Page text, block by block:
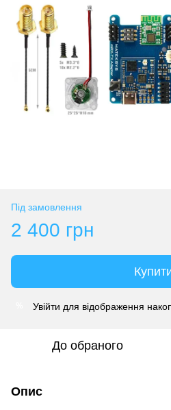
Під замовлення
2 400 грн
Увійти для відображення
До обраного
Опис